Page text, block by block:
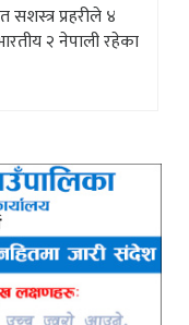
प्रहरीले ४
२ नेपाली रहेका